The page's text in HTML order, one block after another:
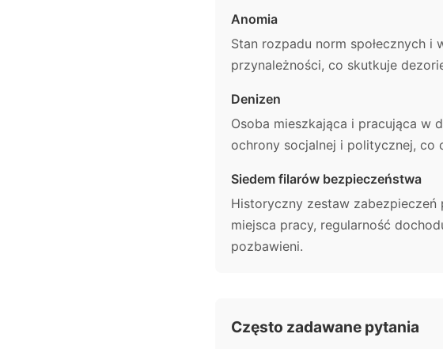
Anomia
Stan rozpadu norm społecznych
przynależności, co skutkuje
Denizen
Osoba mieszkająca i pracująca w
ochrony socjalnej i politycznej, co
Siedem filarów bezpieczeństwa
Historyczny zestaw
miejsca pracy, regularność
pozbawieni.
Często zadawane pytania